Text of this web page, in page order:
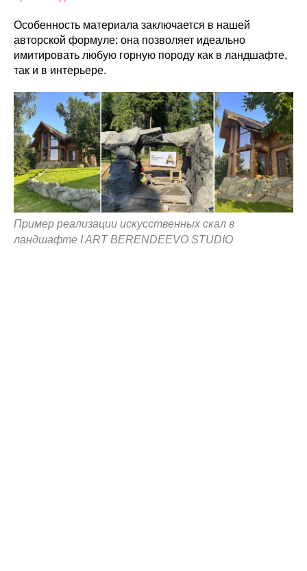
Особенность материала заключается в нашей
авторской формуле: она позволяет идеально
имитировать любую горную породу как в ландшафте,
так и в интерьере.
Пример реализации искусственных скал в
ландшафте I ART BERENDEEVO STUDIO